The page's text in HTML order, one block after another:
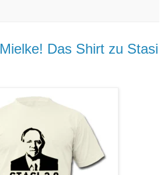
Das Shirt zu Stasi